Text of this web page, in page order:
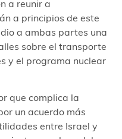
a reunir a
a principios de este
a ambas partes una
sobre el transporte
y el programa nuclear
que complica la
un acuerdo más
entre Israel y